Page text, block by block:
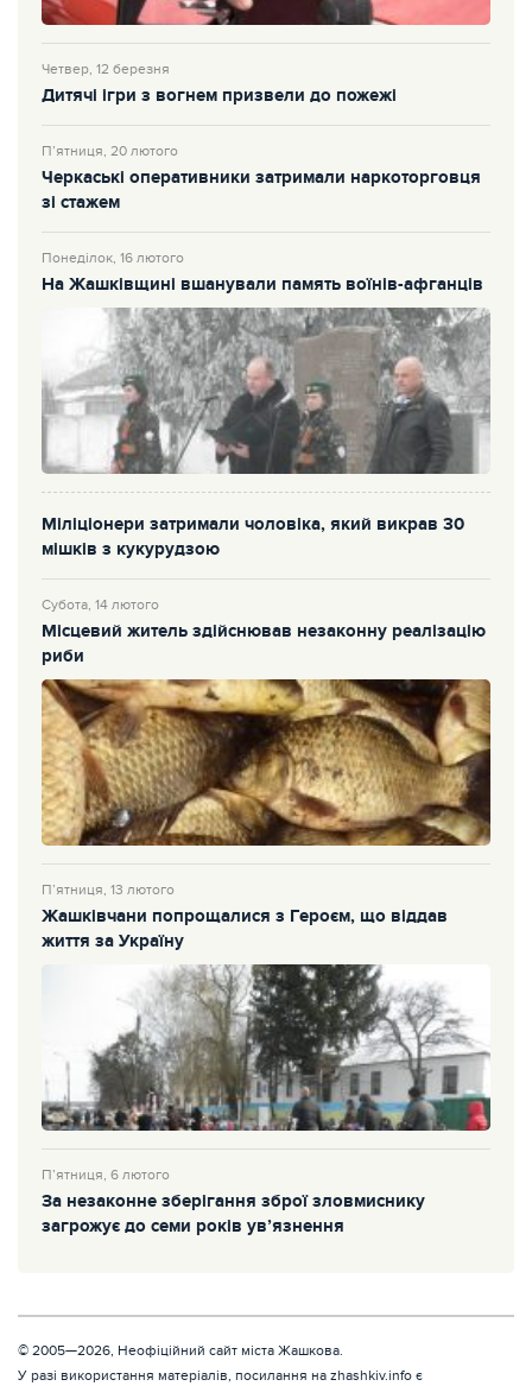
Четвер, 12 березня
Дитячі ігри з вогнем призвели до пожежі
П’ятниця, 20 лютого
Черкаські оперативники затримали наркоторговця
зі стажем
Понеділок, 16 лютого
На Жашківщині вшанували память воїнів-афганців
Міліціонери затримали чоловіка, який викрав 30
мішків з кукурудзою
Субота, 14 лютого
Місцевий житель здійснював незаконну реалізацію
риби
П’ятниця, 13 лютого
Жашківчани попрощалися з Героєм, що віддав
життя за Україну
П’ятниця, 6 лютого
За незаконне зберігання зброї зловмиснику
загрожує до семи років ув’язнення
© 2005—2026, Неофіційний сайт міста Жашкова.
У разі використання матеріалів, посилання на zhashkiv.info є